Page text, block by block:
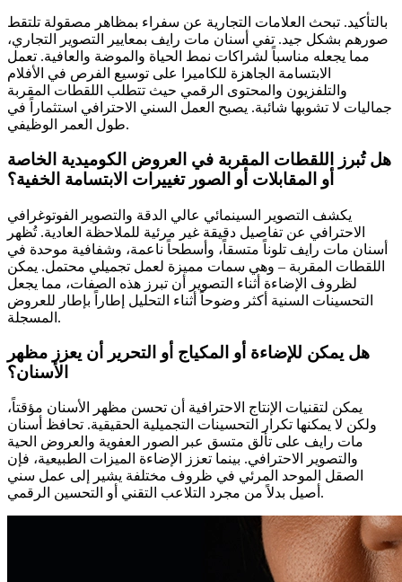
بالتأكيد. تبحث العلامات التجارية عن سفراء بمظاهر مصقولة تلتقط
صورهم بشكل جيد. تفي أسنان مات رايف بمعايير التصوير التجاري،
مما يجعله مناسباً لشراكات نمط الحياة والموضة والعافية. تعمل
الابتسامة الجاهزة للكاميرا على توسيع الفرص في الأفلام
والتلفزيون والمحتوى الرقمي حيث تتطلب اللقطات المقربة
جماليات لا تشوبها شائبة. يصبح العمل السني الاحترافي استثماراً في
طول العمر الوظيفي.
هل تُبرز اللقطات المقربة في العروض الكوميدية الخاصة
أو المقابلات أو الصور تغييرات الابتسامة الخفية؟
يكشف التصوير السينمائي عالي الدقة والتصوير الفوتوغرافي
الاحترافي عن تفاصيل دقيقة غير مرئية للملاحظة العادية. تُظهر
أسنان مات رايف تلوناً متسقاً، وأسطحاً ناعمة، وشفافية موحدة في
اللقطات المقربة – وهي سمات مميزة لعمل تجميلي محتمل. يمكن
لظروف الإضاءة أثناء التصوير أن تبرز هذه الصفات، مما يجعل
التحسينات السنية أكثر وضوحاً أثناء التحليل إطاراً بإطار للعروض
المسجلة.
هل يمكن للإضاءة أو المكياج أو التحرير أن يعزز مظهر
الأسنان؟
يمكن لتقنيات الإنتاج الاحترافية أن تحسن مظهر الأسنان مؤقتاً،
ولكن لا يمكنها تكرار التحسينات التجميلية الحقيقية. تحافظ أسنان
مات رايف على تألق متسق عبر الصور العفوية والعروض الحية
والتصوير الاحترافي. بينما تعزز الإضاءة الميزات الطبيعية، فإن
الصقل الموحد المرئي في ظروف مختلفة يشير إلى عمل سني
أصيل بدلاً من مجرد التلاعب التقني أو التحسين الرقمي.